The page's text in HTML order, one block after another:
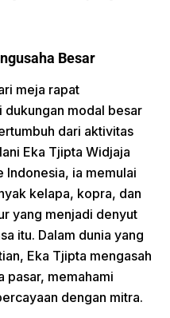
Besar
meja rapat
dukungan modal besar
dari aktivitas
Eka Tjipta Widjaja
Indonesia, ia memulai
kelapa, kopra, dan
yang menjadi denyut
itu. Dalam dunia yang
Eka Tjipta mengasah
pasar, memahami
dengan mitra.